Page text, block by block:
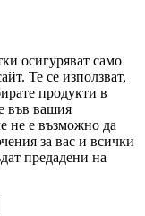
осигуряват само
Те се използват,
продукти в
във вашия
не е възможно да
за вас и всички
предадени на